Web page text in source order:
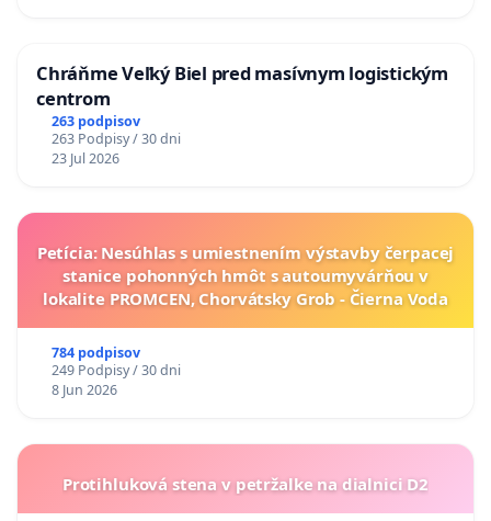
Chráňme Veľký Biel pred masívnym logistickým
centrom
263 podpisov
263 Podpisy / 30 dni
23 Jul 2026
Petícia: Nesúhlas s umiestnením výstavby čerpacej
stanice pohonných hmôt s autoumyvárňou v
lokalite PROMCEN, Chorvátsky Grob - Čierna Voda
784 podpisov
249 Podpisy / 30 dni
8 Jun 2026
Protihluková stena v petržalke na dialnici D2